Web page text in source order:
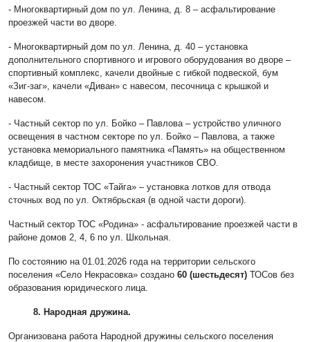
- Многоквартирный дом по ул. Ленина, д. 8 – асфальтирование
проезжей части во дворе.
- Многоквартирный дом по ул. Ленина, д. 40 – установка
дополнительного спортивного и игрового оборудования во дворе –
спортивный комплекс, качели двойные с гибкой подвеской, бум
«Зиг-заг», качели «Диван» с навесом, песочница с крышкой и
навесом.
- Частный сектор по ул. Бойко – Павлова – устройство уличного
освещения в частном секторе по ул. Бойко – Павлова, а также
установка мемориального памятника «Память» на общественном
кладбище, в месте захоронения участников СВО.
- Частный сектор ТОС «Тайга» – установка лотков для отвода
сточных вод по ул. Октябрьская (в одной части дороги).
Частный сектор ТОС «Родина» - асфальтирование проезжей части в
районе домов 2, 4, 6 по ул. Школьная.
По состоянию на 01.01.2026 года на территории сельского
поселения «Село Некрасовка» создано 60 (шестьдесят) ТОСов без
образования юридического лица.
8. Народная дружина.
Организована работа Народной дружины сельского поселения